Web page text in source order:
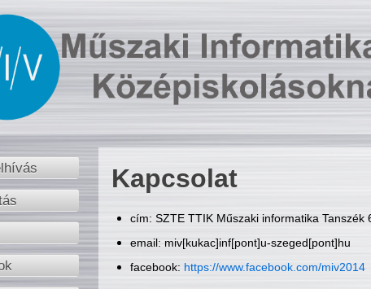
Kapcsolat
cím: SZTE TTIK Műszaki informatika Tanszék
email: miv[kukac]inf[pont]u-szeged[pont]hu
facebook: https://www.facebook.com/miv2014